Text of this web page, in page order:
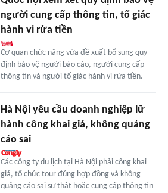
người cung cấp thông tin, tố giác
hành vi rửa tiền
Cơ quan chức năng vừa đề xuất bổ sung quy
định bảo vệ người báo cáo, người cung cấp
thông tin và người tố giác hành vi rửa tiền.
Hà Nội yêu cầu doanh nghiệp lữ
hành công khai giá, không quảng
cáo sai
Các công ty du lịch tại Hà Nội phải công khai
giá, tổ chức tour đúng hợp đồng và không
quảng cáo sai sự thật hoặc cung cấp thông tin